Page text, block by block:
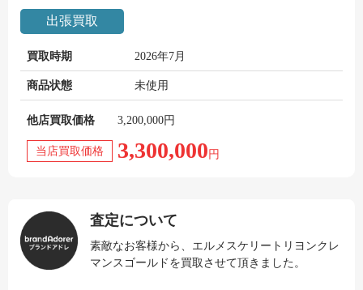
出張買取
買取時期 2026年7月
商品状態 未使用
他店買取価格 3,200,000円
当店買取価格 3,300,000 円
査定について
素敵なお客様から、エルメスケリートリヨンクレ
マンスゴールドを買取させて頂きました。